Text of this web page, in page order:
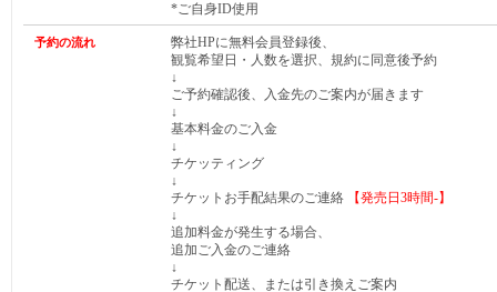
*ご自身ID使用
予約の流れ
弊社HPに無料会員登録後、
観覧希望日・人数を選択、規約に同意後予約
↓
ご予約確認後、入金先のご案内が届きます
↓
基本料金のご入金
↓
チケッティング
↓
チケットお手配結果のご連絡
【発売日 3時間-】
↓
追加料金が発生する場合、
追加ご入金のご連絡
↓
チケット配送、または引き換えご案内